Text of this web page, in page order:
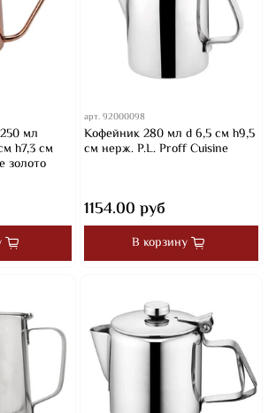
мл
h7,3 см
золото
арт.92000098
Кофейник 280 мл d 6,5 см h9,5
см нерж. P.L. Proff Cuisine
1154.00 руб
В корзину